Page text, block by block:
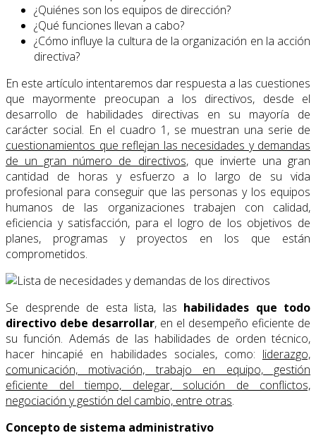
¿Quiénes son los equipos de dirección?
¿Qué funciones llevan a cabo?
¿Cómo influye la cultura de la organización en la acción
directiva?
En este artículo intentaremos dar respuesta a las cuestiones
que mayormente preocupan a los directivos, desde el
desarrollo de habilidades directivas en su mayoría de
carácter social. En el cuadro 1, se muestran una serie de
cuestionamientos que reflejan las necesidades y demandas
de un gran número de directivos, que invierte una gran
cantidad de horas y esfuerzo a lo largo de su vida
profesional para conseguir que las personas y los equipos
humanos de las organizaciones trabajen con calidad,
eficiencia y satisfacción, para el logro de los objetivos de
planes, programas y proyectos en los que están
comprometidos.
Se desprende de esta lista, las habilidades que todo
directivo debe desarrollar, en el desempeño eficiente de
su función. Además de las habilidades de orden técnico,
hacer hincapié en habilidades sociales, como: liderazgo,
comunicación, motivación, trabajo en equipo, gestión
eficiente del tiempo, delegar, solución de conflictos,
negociación y gestión del cambio, entre otras.
Concepto de sistema administrativo